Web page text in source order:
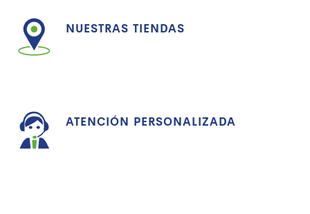
NUESTRAS TIENDAS
ATENCIÓN PERSONALIZADA